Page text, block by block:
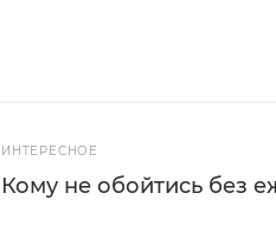
ИНТЕРЕСНОЕ
Кому не обойтись без